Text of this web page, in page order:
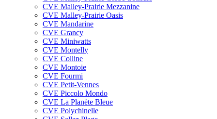
CVE Malley-Prairie Mezzanine
CVE Malley-Prairie Oasis
CVE Mandarine
CVE Grancy
CVE Miniwatts
CVE Montelly
CVE Colline
CVE Montoie
CVE Fourmi
CVE Petit-Vennes
CVE Piccolo Mondo
CVE La Planète Bleue
CVE Polychinelle